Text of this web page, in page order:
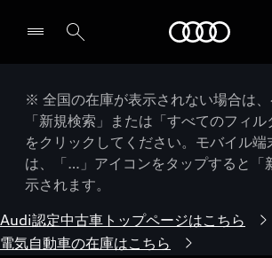
※ 全国の在庫が表示されない場合は
「新規検索」または「すべてのフィル
をクリックしてください。モバイル
は、「…」アイコンをタップすると「
示されます。
Audi認定中古車トップページはこちら
電気自動車の在庫はこちら